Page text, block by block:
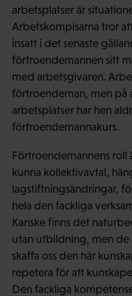
arbetsplatser är
Arbetskompisarna tror
insatt i det senaste
förtroendemannen sitt
med arbetsgivaren.
förtroendeman, men på
arbetsplatser har hen
förtroendemannakurs.
Förtroendemannens roll
kunna kollektivavtal,
lagstiftningsändringar,
hela den fackliga
Kanske finns det
utan utbildning, men de
skaffa oss den här
repetera för att
Den fackliga